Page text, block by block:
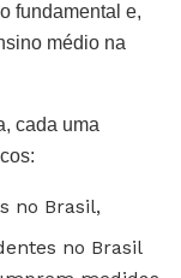
fundamental e,
médio na
cada uma
no Brasil,
no Brasil